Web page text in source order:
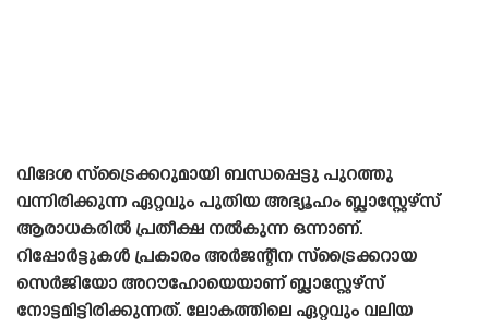
വിദേശ സ്‌ട്രൈക്കറുമായി ബന്ധപ്പെട്ടു പുറത്തു
വന്നിരിക്കുന്ന ഏറ്റവും പുതിയ അഭ്യൂഹം ബ്ലാസ്റ്റേഴ്‌സ്
ആരാധകരിൽ പ്രതീക്ഷ നൽകുന്ന ഒന്നാണ്.
റിപ്പോർട്ടുകൾ പ്രകാരം അർജന്റീന സ്‌ട്രൈക്കറായ
സെർജിയോ അറൗഹോയെയാണ് ബ്ലാസ്റ്റേഴ്‌സ്
നോട്ടമിട്ടിരിക്കുന്നത്. ലോകത്തിലെ ഏറ്റവും വലിയ